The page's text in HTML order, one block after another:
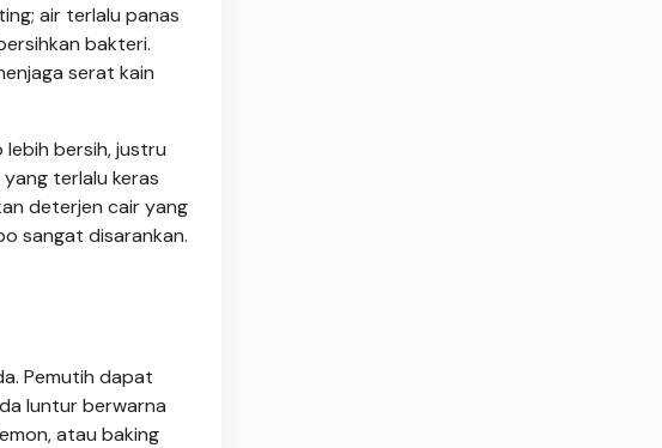
air terlalu panas
bakteri.
serat kain
bersih, justru
terlalu keras
deterjen cair yang
sangat disarankan.
Pemutih dapat
luntur berwarna
atau baking